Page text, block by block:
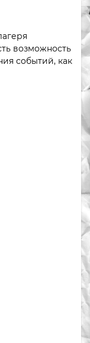
возможность
событий, как